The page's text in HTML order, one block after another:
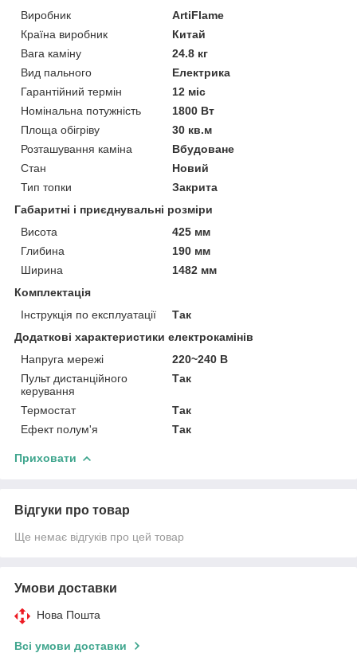
Виробник
ArtiFlame
Країна виробник
Китай
Вага каміну
24.8 кг
Вид пального
Електрика
Гарантійний термін
12 міс
Номінальна потужність
1800 Вт
Площа обігріву
30 кв.м
Розташування каміна
Вбудоване
Стан
Новий
Тип топки
Закрита
Габаритні і приєднувальні розміри
Висота
425 мм
Глибина
190 мм
Ширина
1482 мм
Комплектація
Інструкція по експлуатації
Так
Додаткові характеристики електрокамінів
Напруга мережі
220~240 В
Пульт дистанційного
керування
Так
Термостат
Так
Ефект полум'я
Так
Приховати
Відгуки про товар
Ще немає відгуків про цей товар
Умови доставки
Нова Пошта
Всі умови доставки